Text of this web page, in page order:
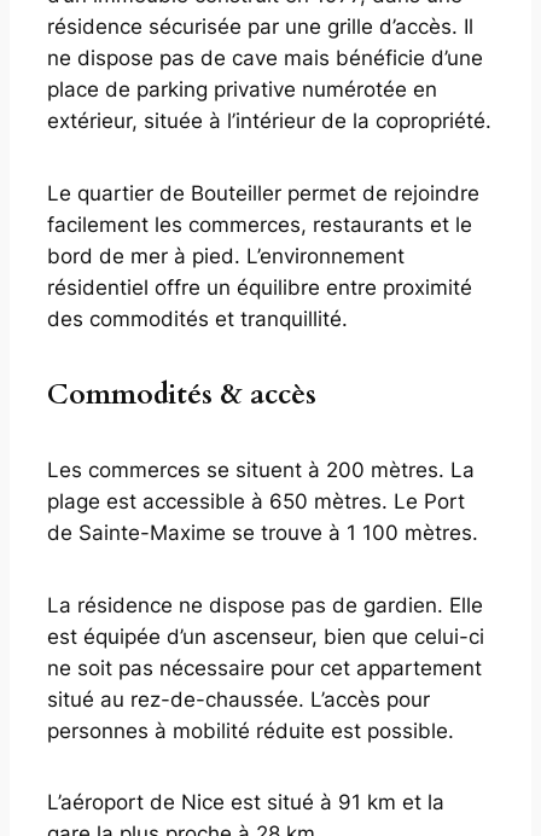
résidence sécurisée par une grille d’accès. Il
ne dispose pas de cave mais bénéficie d’une
place de parking privative numérotée en
extérieur, située à l’intérieur de la copropriété.
Le quartier de Bouteiller permet de rejoindre
facilement les commerces, restaurants et le
bord de mer à pied. L’environnement
résidentiel offre un équilibre entre proximité
des commodités et tranquillité.
Commodités & accès
Les commerces se situent à 200 mètres. La
plage est accessible à 650 mètres. Le Port
de Sainte-Maxime se trouve à 1 100 mètres.
La résidence ne dispose pas de gardien. Elle
est équipée d’un ascenseur, bien que celui-ci
ne soit pas nécessaire pour cet appartement
situé au rez-de-chaussée. L’accès pour
personnes à mobilité réduite est possible.
L’aéroport de Nice est situé à 91 km et la